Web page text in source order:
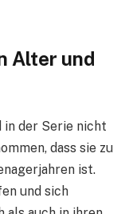
Alter und
in der Serie nicht
dass sie zu
ist.
und sich